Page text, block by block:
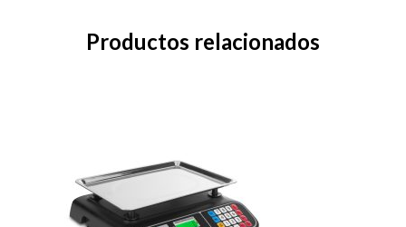
Productos relacionados